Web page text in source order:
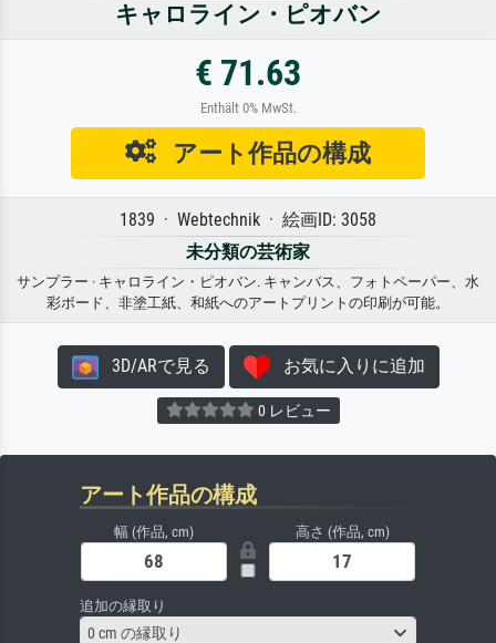
キャロライン・ピオバン
€ 71.63
Enthält 0% MwSt.
アート作品の構成
1839 · Webtechnik · 絵画ID: 3058
未分類の芸術家
サンプラー · キャロライン・ピオバン. キャンバス、フォトペーパー、水
彩ボード、非塗工紙、和紙へのアートプリントの印刷が可能。
3D/ARで見る お気に入りに追加
0 レビュー
アート作品の構成
幅 (作品, cm) 高さ (作品, cm)
追加の縁取り
0 cm の縁取り